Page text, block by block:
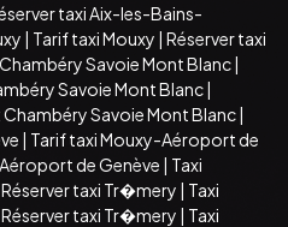
taxi Aix-les-Bains-
| Tarif taxi Mouxy | Réserver taxi
Savoie Mont Blanc|
Savoie Mont Blanc|
Savoie Mont Blanc|
| Tarif taxi Mouxy-Aéroport de
de Genève | Taxi
Réserver taxi Tr�mery | Taxi
Réserver taxi Tr�mery | Taxi